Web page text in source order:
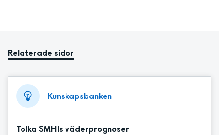
Relaterade sidor
Kunskapsbanken
Tolka SMHIs väderprognoser